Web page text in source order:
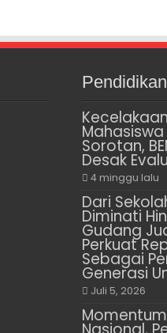
Pendidikan
Kecelakaan
Mahasiswa
Sorotan,
Desak
4 minggu lalu
Dari
Diminati
Gudang
Perkuat
Sebagai
Generasi
Juli 5, 2026